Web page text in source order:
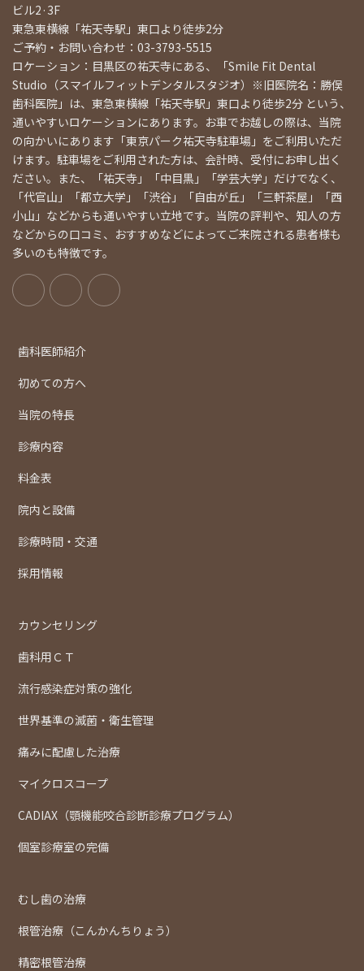
ビル2·3F
東急東横線「祐天寺駅」東口より徒歩2分
ご予約・お問い合わせ：03-3793-5515
ロケーション：目黒区の祐天寺にある、「Smile Fit Dental
Studio（スマイルフィットデンタルスタジオ）※旧医院名：勝俣
歯科医院」は、東急東横線「祐天寺駅」東口より徒歩2分 という、
通いやすいロケーションにあります。お車でお越しの際は、当院
の向かいにあります「東京パーク祐天寺駐車場」をご利用いただ
けます。駐車場をご利用された方は、会計時、受付にお申し出く
ださい。また、「祐天寺」「中目黒」「学芸大学」だけでなく、
「代官山」「都立大学」「渋谷」「自由が丘」「三軒茶屋」「西
小山」などからも通いやすい立地です。当院の評判や、知人の方
などからの口コミ、おすすめなどによってご来院される患者様も
多いのも特徴です。
歯科医師紹介
初めての方へ
当院の特長
診療内容
料金表
院内と設備
診療時間・交通
採用情報
カウンセリング
歯科用ＣＴ
流行感染症対策の強化
世界基準の滅菌・衛生管理
痛みに配慮した治療
マイクロスコープ
CADIAX（顎機能咬合診断診療プログラム）
個室診療室の完備
むし歯の治療
根管治療（こんかんちりょう）
精密根管治療